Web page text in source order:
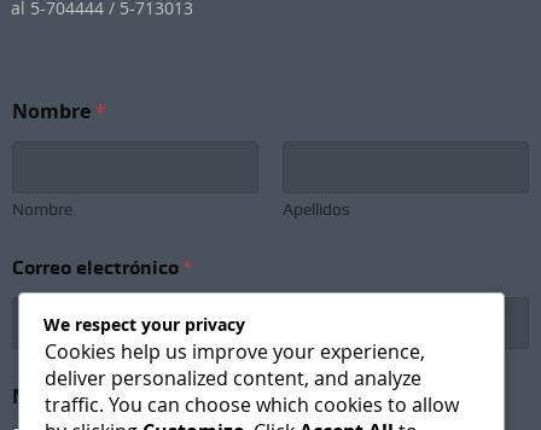
al 5-704444 / 5-713013
e
e
e
e
Nombre*
Nombre Apellidos
Correo electrónico *
Newsletter Subscription*
We respect your privacy
Cookies help us improve your experience,
deliver personalized content, and analyze
traffic. You can choose which cookies to allow